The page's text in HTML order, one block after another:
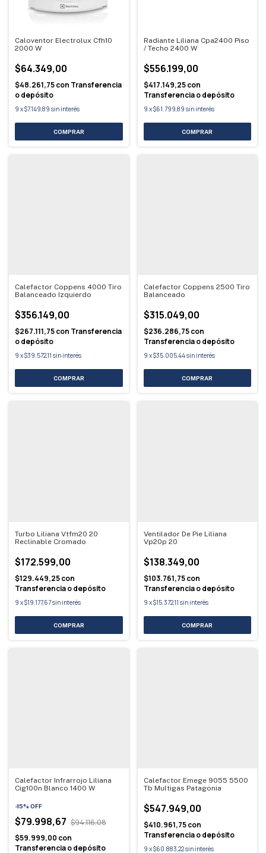
Caloventor Electrolux Cfh10
2000 W
$64.349,00
$48.261,75con Transferencia
o depósito
9 x$7.149,89 sin interés
Radiante Liliana Cpa2400 Piso
/ Techo 2400 W
$556.199,00
$417.149,25con
Transferencia o depósito
9 x$61.799,89 sin interés
Calefactor Coppens 4000 Tiro
Balanceado Izquierdo
$356.149,00
$267.111,75con Transferencia
o depósito
9 x$39.572,11 sin interés
Calefactor Coppens 2500 Tiro
Balanceado
$315.049,00
$236.286,75con
Transferencia o depósito
9 x$35.005,44sin interés
Turbo Liliana Vtfm20 20
Reclinable Cromado
$172.599,00
$129.449,25con
Transferencia o depósito
9 x$19.177,67sin interés
Ventilador De Pie Liliana
Vp20p 20
$138.349,00
$103.761,75con
Transferencia o depósito
9 x$15.372,11 sin interés
Calefactor Infrarrojo Liliana
Cig100n Blanco 1400 W
-15% OFF
$79.998,67 $94.116,08
$59.999,00 con
Transferencia o depósito
Calefactor Emege 9055 5500
Tb Multigas Patagonia
$547.949,00
$410.961,75con
Transferencia o depósito
9 x$60.883,22sin interés